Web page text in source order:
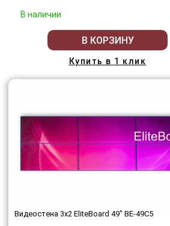
В наличии
В КОРЗИНУ
Купить в 1 клик
Видеостена 3x2 EliteBoard 49" BE-49C5